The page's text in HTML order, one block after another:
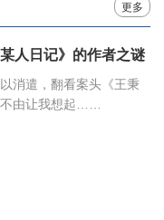
更多
人日记》的作者之谜
消遣，翻看案头《王秉
不由让我想起……